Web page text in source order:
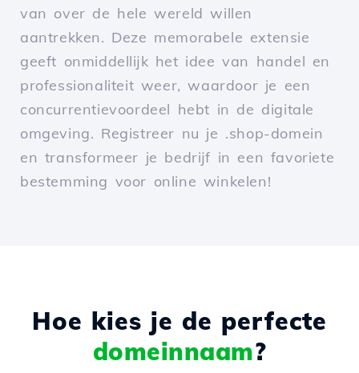
van over de hele wereld willen
aantrekken. Deze memorabele extensie
geeft onmiddellijk het idee van handel en
professionaliteit weer, waardoor je een
concurrentievoordeel hebt in de digitale
omgeving. Registreer nu je .shop-domein
en transformeer je bedrijf in een favoriete
bestemming voor online winkelen!
Hoe kies je de perfecte
domeinnaam?